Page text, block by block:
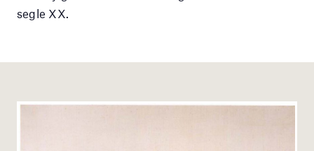
segle XX.